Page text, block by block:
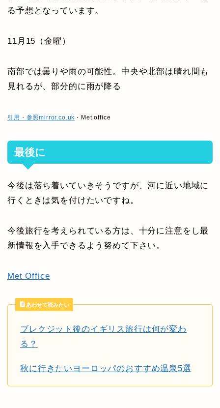
る予想となっています。
11月15（金曜）
南部では曇りや雨の可能性。中央や北部は晴れ間も
見れるが、部分的に雨が降る
引用・参照mirror.co.uk ・Met office
最後に
今後は落ち着いていきそうですが、河に近い地域に
行くときは気を付けたいですね。
今後旅行を考えられている方は、十分に注意をし最
新情報を入手できるよう努めて下さい。
Met Office
あわせて読みたい
ブレクジット後のイギリス旅行は何が変わ
る？
秋に行きたいヨーロッパのおすすめ温泉5選